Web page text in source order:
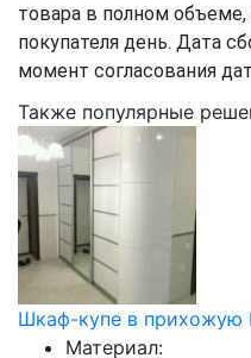
товара в полном
покупателя день. Дата
момент согласования
Также популярные
Шкаф-купе в прихожую
Материал: